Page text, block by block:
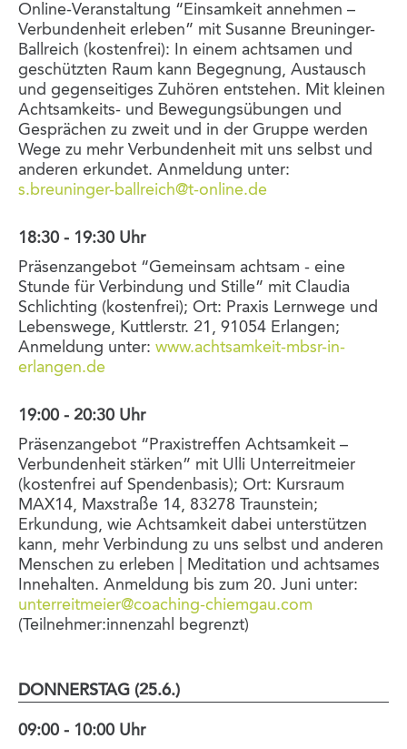
Online-Veranstaltung “Einsamkeit annehmen –
Verbundenheit erleben” mit Susanne Breuninger-
Ballreich (kostenfrei): In einem achtsamen und
geschützten Raum kann Begegnung, Austausch
und gegenseitiges Zuhören entstehen. Mit kleinen
Achtsamkeits- und Bewegungsübungen und
Gesprächen zu zweit und in der Gruppe werden
Wege zu mehr Verbundenheit mit uns selbst und
anderen erkundet. Anmeldung unter:
s.breuninger-ballreich@t-online.de
18:30 - 19:30 Uhr
Präsenzangebot “Gemeinsam achtsam - eine
Stunde für Verbindung und Stille” mit Claudia
Schlichting (kostenfrei); Ort: Praxis Lernwege und
Lebenswege, Kuttlerstr. 21, 91054 Erlangen;
Anmeldung unter: www.achtsamkeit-mbsr-in-
erlangen.de
19:00 - 20:30 Uhr
Präsenzangebot “Praxistreffen Achtsamkeit –
Verbundenheit stärken” mit Ulli Unterreitmeier
(kostenfrei auf Spendenbasis); Ort: Kursraum
MAX14, Maxstraße 14, 83278 Traunstein;
Erkundung, wie Achtsamkeit dabei unterstützen
kann, mehr Verbindung zu uns selbst und anderen
Menschen zu erleben | Meditation und achtsames
Innehalten. Anmeldung bis zum 20. Juni unter:
unterreitmeier@coaching-chiemgau.com
(Teilnehmer:innenzahl begrenzt)
DONNERSTAG (25.6.)
09:00 - 10:00 Uhr